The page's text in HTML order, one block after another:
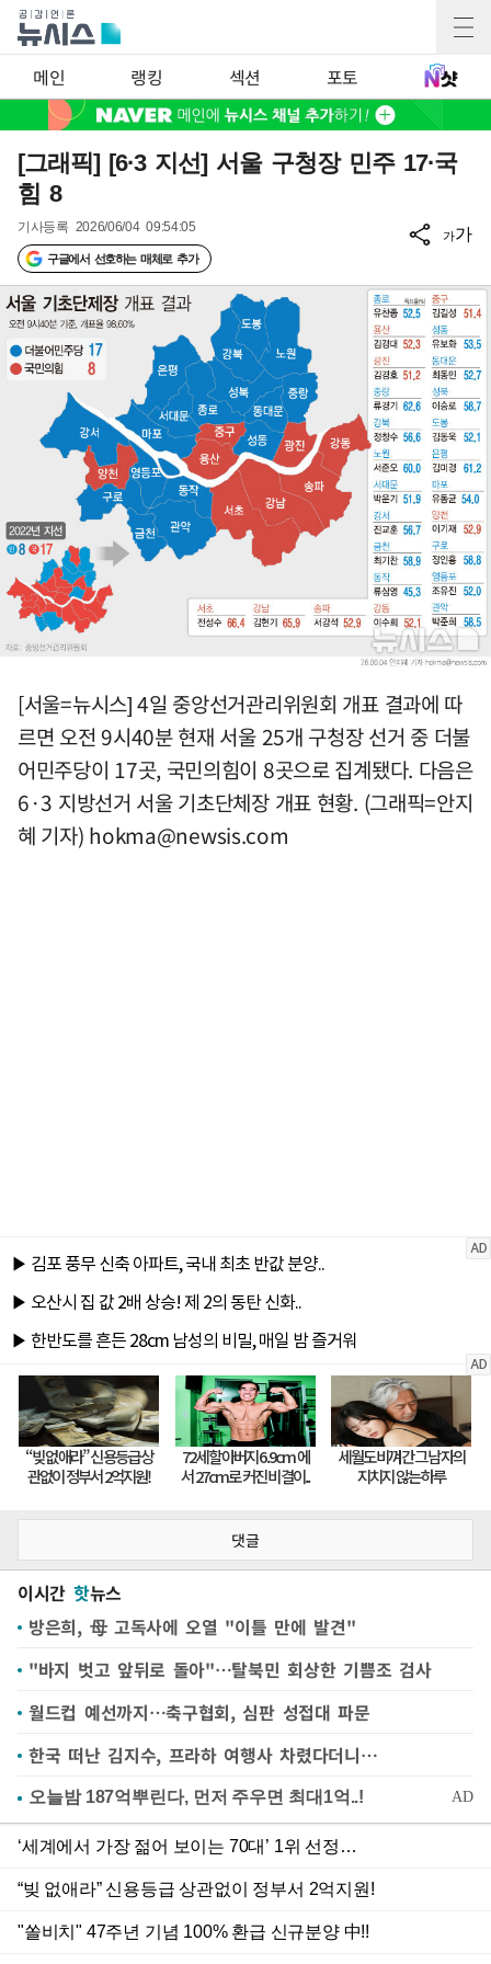
메인 랭킹 섹션 포토
[그래픽] [6·3 지선] 서울 구청장 민주 17·국
힘 8
기사등록 2026/06/04 09:54:05
구글에서 선호하는 매체로 추가
가가
[서울=뉴시스] 4일 중앙선거관리위원회 개표 결과에 따
르면 오전 9시40분 현재 서울 25개 구청장 선거 중 더불
어민주당이 17곳, 국민의힘이 8곳으로 집계됐다. 다음은
6·3 지방선거 서울 기초단체장 개표 현황. (그래픽=안지
혜 기자) hokma@newsis.com
댓글
이시간 핫뉴스
방은희, 母 고독사에 오열 "이틀 만에 발견"
"바지 벗고 앞뒤로 돌아"…탈북민 회상한 기쁨조 검사
월드컵 예선까지…축구협회, 심판 성접대 파문
한국 떠난 김지수, 프라하 여행사 차렸다더니…